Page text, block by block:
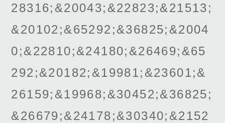
28316;&20043;&22823;&21513;
&20102;&65292;&36825;&2004
0;&22810;&24180;&26469;&65
292;&20182;&19981;&23601;&
26159;&19968;&30452;&36825;
&26679;&24178;&30340;&2152